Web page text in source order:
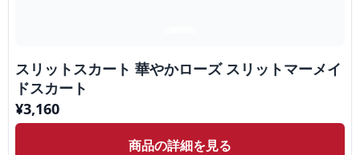
スリットスカート 華やかローズ スリットマーメイ
ドスカート
¥3,160
商品の詳細を見る